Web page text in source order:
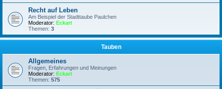
Recht auf Leben
Am Beispiel der Stadttaube Paulchen
Moderator: Eckart
Themen: 3
Tauben
Allgemeines
Fragen, Erfahrungen und Meinungen
Moderator: Eckart
Themen: 575